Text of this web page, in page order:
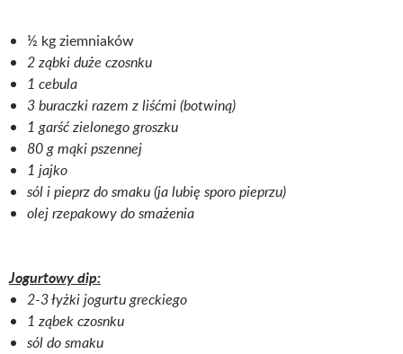
½ kg ziemniaków
2 ząbki duże czosnku
1 cebula
3 buraczki razem z liśćmi (botwiną)
1 garść zielonego groszku
80 g mąki pszennej
1 jajko
sól i pieprz do smaku (ja lubię sporo pieprzu)
olej rzepakowy do smażenia
Jogurtowy dip:
2-3 łyżki jogurtu greckiego
1 ząbek czosnku
sól do smaku